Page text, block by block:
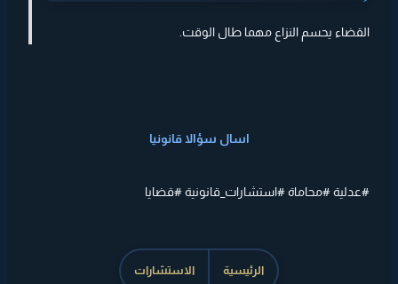
القضاء يحسم النزاع مهما طال الوقت.
اسال سؤالا قانونيا
#عدلية #محاماة #استشارات_قانونية #قضايا
الرئيسية الاستشارات